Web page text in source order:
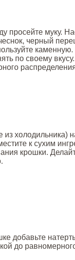
просейте муку.
черный
по своему
из холодильника)
к сухим
крошки.
добавьте
до